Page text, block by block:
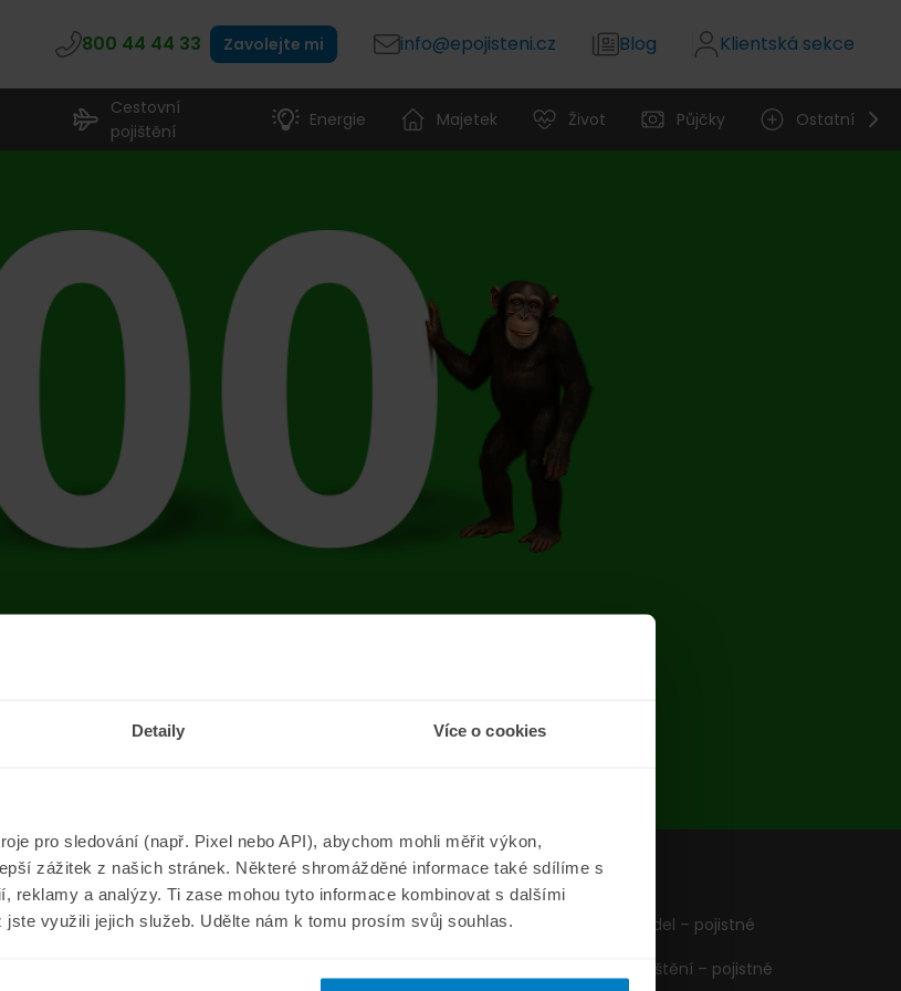
Detaily Více o cookies
pro sledování (např. Pixel nebo API), abychom mohli měřit výkon,
zážitek z našich stránek. Některé shromážděné informace také sdílíme s
reklamy a analýzy. Ti zase mohou tyto informace kombinovat s dalšími
využili jejich služeb. Udělte nám k tomu prosím svůj souhlas.
800 44 44 33 Zavolejte mi info@epojisteni.cz Blog Klientská sekce
Cestovní
pojištění
Energie Majetek Život Půjčky Ostatní
se vyskytla chyba
Přejít na úvodní stránku
Informace
Aktuality
ePojisteni.cz
O nás
Formuláře
Pojištění vozidel – pojistné
Cestovní pojištění – pojistné